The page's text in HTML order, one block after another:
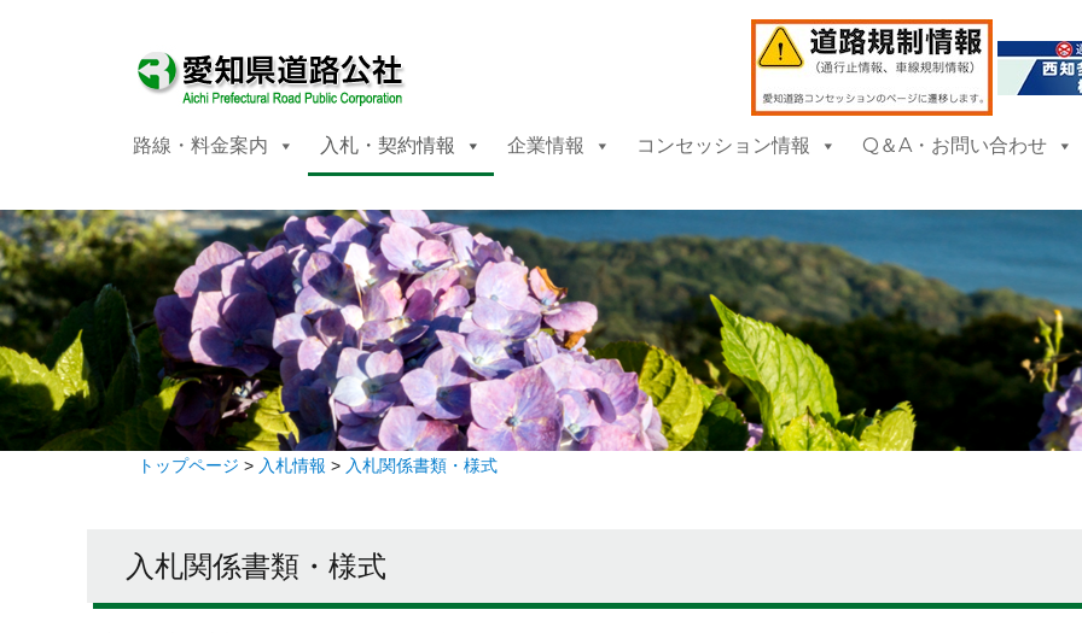
路線・料金案内 入札・契約情報 企業情報 コンセッション情報 Q＆A・お問い合わせ
トップページ > 入札情報 > 入札関係書類・様式
入札関係書類・様式